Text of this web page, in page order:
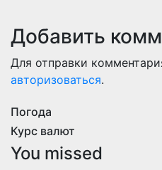
Добавить
Для отправки
авторизоваться.
Погода
Курс валют
You missed